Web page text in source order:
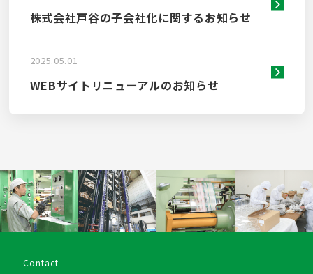
株式会社戸谷の子会社化に関するお知らせ
2025.05.01
WEBサイトリニューアルのお知らせ
Contact